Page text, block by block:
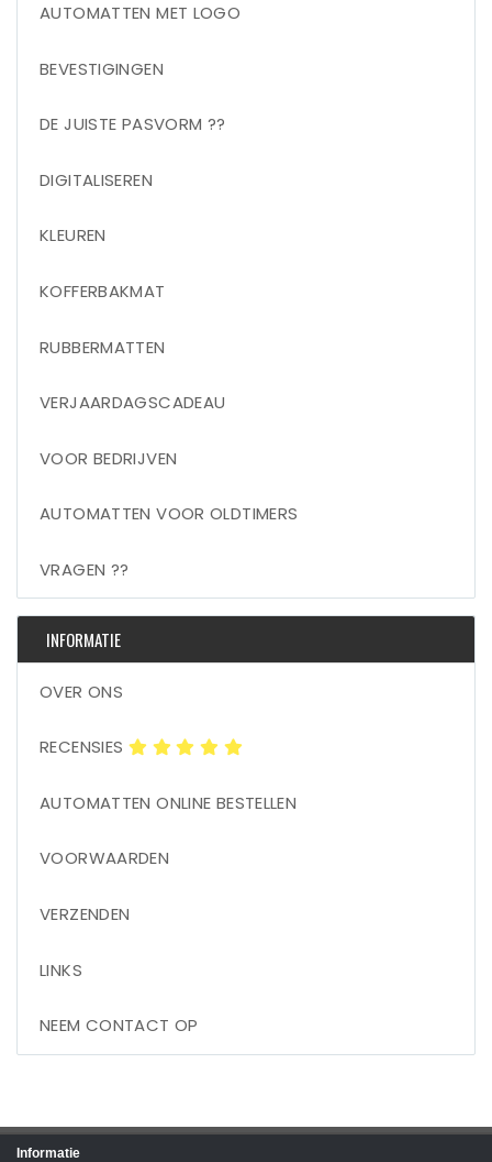
AUTOMATTEN MET LOGO
BEVESTIGINGEN
DE JUISTE PASVORM ??
DIGITALISEREN
KLEUREN
KOFFERBAKMAT
RUBBERMATTEN
VERJAARDAGSCADEAU
VOOR BEDRIJVEN
AUTOMATTEN VOOR OLDTIMERS
VRAGEN ??
INFORMATIE
OVER ONS
RECENSIES
AUTOMATTEN ONLINE BESTELLEN
VOORWAARDEN
VERZENDEN
LINKS
NEEM CONTACT OP
Informatie